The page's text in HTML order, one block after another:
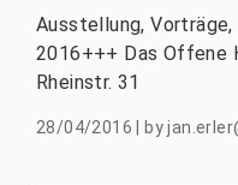
Ausstellung,
2016+++ Das Offene
Rheinstr. 31
28/04/2016 by